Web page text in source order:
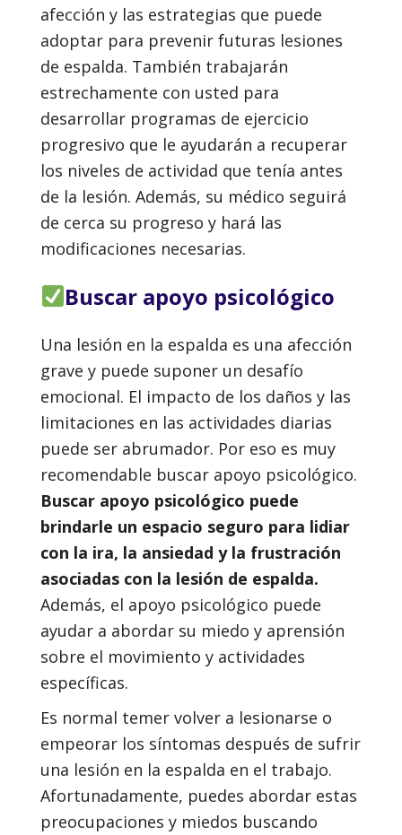
afección y las estrategias que puede
adoptar para prevenir futuras lesiones
de espalda. También trabajarán
estrechamente con usted para
desarrollar programas de ejercicio
progresivo que le ayudarán a recuperar
los niveles de actividad que tenía antes
de la lesión. Además, su médico seguirá
de cerca su progreso y hará las
modificaciones necesarias.
Buscar apoyo psicológico
Una lesión en la espalda es una afección
grave y puede suponer un desafío
emocional. El impacto de los daños y las
limitaciones en las actividades diarias
puede ser abrumador. Por eso es muy
recomendable buscar apoyo psicológico.
Buscar apoyo psicológico puede
brindarle un espacio seguro para lidiar
con la ira, la ansiedad y la frustración
asociadas con la lesión de espalda.
Además, el apoyo psicológico puede
ayudar a abordar su miedo y aprensión
sobre el movimiento y actividades
específicas.
Es normal temer volver a lesionarse o
empeorar los síntomas después de sufrir
una lesión en la espalda en el trabajo.
Afortunadamente, puedes abordar estas
preocupaciones y miedos buscando